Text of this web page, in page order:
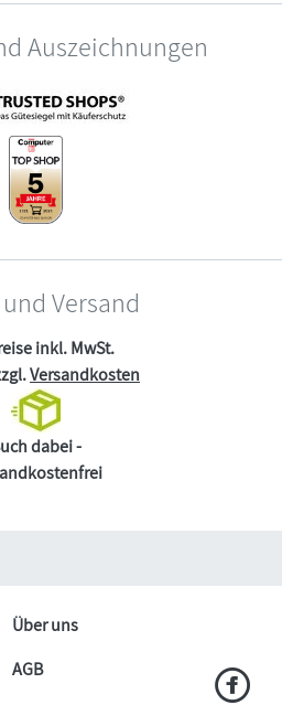
Auszeichnungen
Versand
inkl. MwSt.
Versandkosten
dabei -
Über uns
AGB